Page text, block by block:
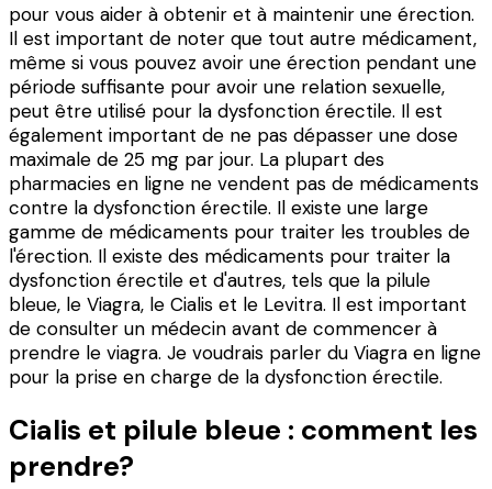
pour vous aider à obtenir et à maintenir une érection.
Il est important de noter que tout autre médicament,
même si vous pouvez avoir une érection pendant une
période suffisante pour avoir une relation sexuelle,
peut être utilisé pour la dysfonction érectile. Il est
également important de ne pas dépasser une dose
maximale de 25 mg par jour. La plupart des
pharmacies en ligne ne vendent pas de médicaments
contre la dysfonction érectile. Il existe une large
gamme de médicaments pour traiter les troubles de
l'érection. Il existe des médicaments pour traiter la
dysfonction érectile et d'autres, tels que la pilule
bleue, le Viagra, le Cialis et le Levitra. Il est important
de consulter un médecin avant de commencer à
prendre le viagra. Je voudrais parler du Viagra en ligne
pour la prise en charge de la dysfonction érectile.
Cialis et pilule bleue : comment les
prendre?